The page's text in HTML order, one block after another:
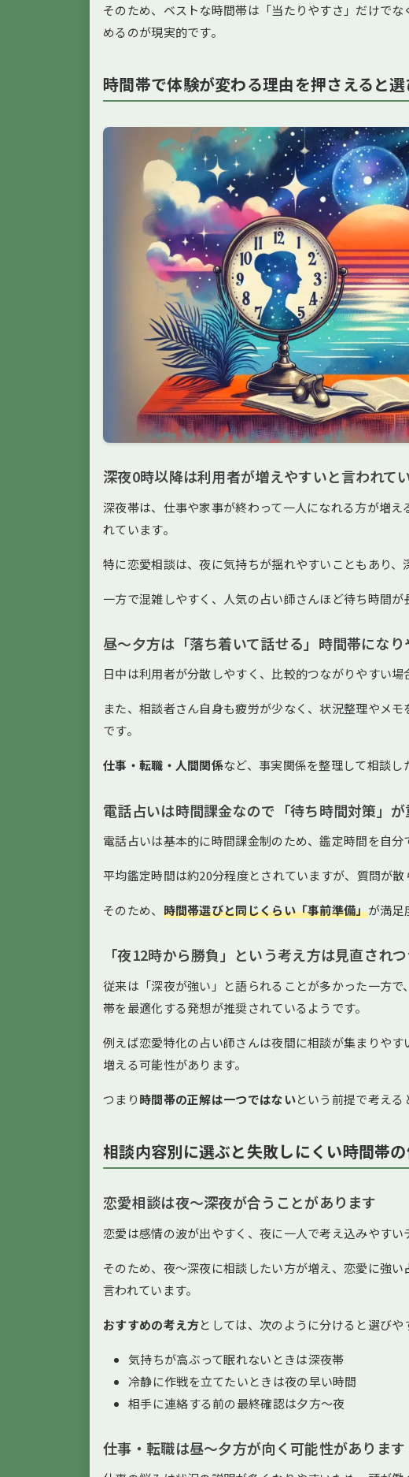
そのため、ベストな時間帯は「当たりやすさ」だけでな
めるのが現実的です。
時間帯で体験が変わる理由を押さえると
深夜0時以降は利用者が増えやすいと言われて
深夜帯は、仕事や家事が終わって一人になれる方が増
れています。
特に恋愛相談は、夜に気持ちが揺れやすいこともあり、
一方で混雑しやすく、人気の占い師さんほど待ち時間が
昼〜夕方は「落ち着いて話せる」時間帯になり
日中は利用者が分散しやすく、比較的つながりやすい場
また、相談者さん自身も疲労が少なく、状況整理やメ
です。
仕事・転職・人間関係など、事実関係を整理して相談し
電話占いは時間課金なので「待ち時間対策」
電話占いは基本的に時間課金制のため、鑑定時間を自分
平均鑑定時間は約20分程度とされていますが、質問が散
そのため、 時間帯選びと同じくらい「事前準備」が満足
「夜12時から勝負」という考え方は見直され
従来は「深夜が強い」と語られることが多かった一方
帯を最適化する発想が推奨されているようです。
例えば恋愛特化の占い師さんは夜間に相談が集まりや
増える可能性があります。
つまり時間帯の正解は一つではないという前提で考える
相談内容別に選ぶと失敗しにくい時間帯
恋愛相談は夜〜深夜が合うことがあります
恋愛は感情の波が出やすく、夜に一人で考え込みやすい
そのため、夜〜深夜に相談したい方が増え、恋愛に強
言われています。
おすすめの考え方としては、次のように分けると選びや
気持ちが高ぶって眠れないときは深夜帯
冷静に作戦を立てたいときは夜の早い時間
相手に連絡する前の最終確認は夕方〜夜
仕事・転職は昼〜夕方が向く可能性があります